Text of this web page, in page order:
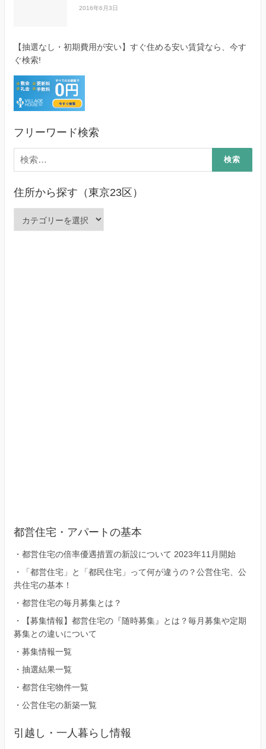
2016年6月3日
【抽選なし・初期費用が安い】すぐ住める安い賃貸なら、今す
ぐ検索!
フリーワード検索
検
索:
住所から探す（東京23区）
都営住宅・アパートの基本
・ 都営住宅の倍率優遇措置の新設について 2023年11月開始
・
「都営住宅」と「都民住宅」って何が違うの？公営住宅、公
共住宅の基本！
・ 都営住宅の毎月募集とは？
・
【募集情報】都営住宅の『随時募集』とは？毎月募集や定期
募集との違いについて
・ 募集情報一覧
・ 抽選結果一覧
・ 都営住宅物件一覧
・ 公営住宅の新築一覧
引越し・一人暮らし情報